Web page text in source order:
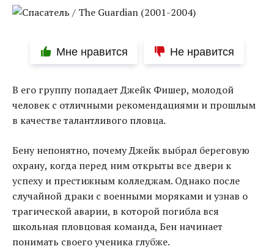
Мне нравится Не нравится
В его группу попадает Джейк Фишер, молодой
человек с отличными рекомендациями и прошлым
в качестве талантливого пловца.
Бену непонятно, почему Джейк выбрал береговую
охрану, когда перед ним открыты все двери к
успеху и престижным колледжам. Однако после
случайной драки с военными моряками и узнав о
трагической аварии, в которой погибла вся
школьная пловцовая команда, Бен начинает
понимать своего ученика глубже.